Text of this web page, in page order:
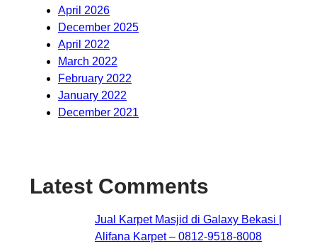
April 2026
December 2025
April 2022
March 2022
February 2022
January 2022
December 2021
Latest Comments
Jual Karpet Masjid di Galaxy Bekasi |
Alifana Karpet – 0812-9518-8008